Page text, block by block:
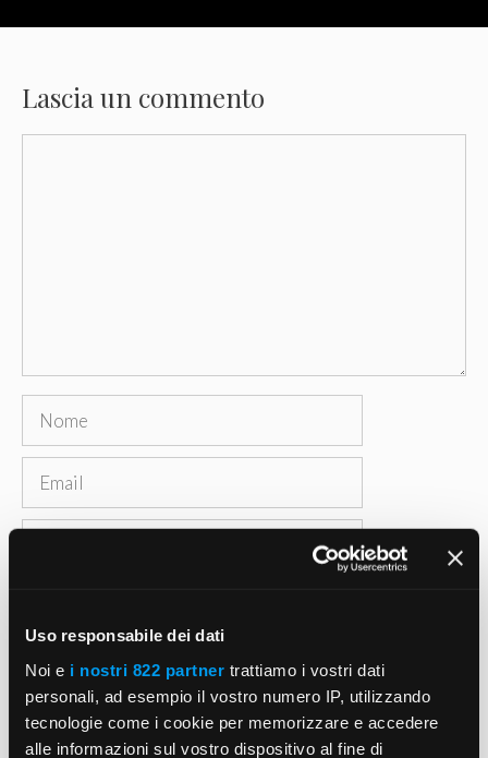
Uso responsabile dei dati
Noi e i nostri 822 partner trattiamo i vostri dati
personali, ad esempio il vostro numero IP, utilizzando
tecnologie come i cookie per memorizzare e accedere
alle informazioni sul vostro dispositivo al fine di
Lascia un commento
Nome
Email
Sito
browser per la prossima volta che commento.